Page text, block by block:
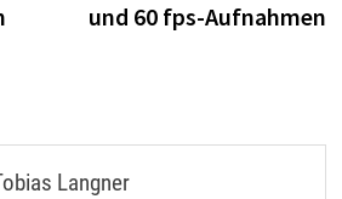
und 60 fps-Aufnahmen
Langner